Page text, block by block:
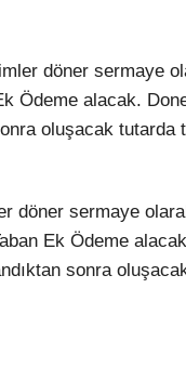
döner sermaye
Ödeme alacak.
oluşacak tutarda
döner sermaye
Ek Ödeme
sonra